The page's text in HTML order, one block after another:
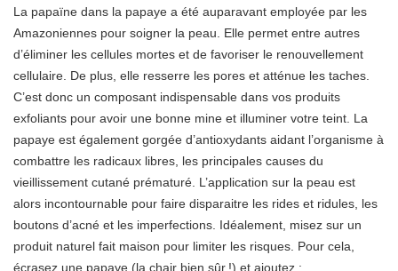
La papaïne dans la papaye a été auparavant employée par les
Amazoniennes pour soigner la peau. Elle permet entre autres
d’éliminer les cellules mortes et de favoriser le renouvellement
cellulaire. De plus, elle resserre les pores et atténue les taches.
C’est donc un composant indispensable dans vos produits
exfoliants pour avoir une bonne mine et illuminer votre teint. La
papaye est également gorgée d’antioxydants aidant l’organisme à
combattre les radicaux libres, les principales causes du
vieillissement cutané prématuré. L’application sur la peau est
alors incontournable pour faire disparaitre les rides et ridules, les
boutons d’acné et les imperfections. Idéalement, misez sur un
produit naturel fait maison pour limiter les risques. Pour cela,
écrasez une papaye (la chair bien sûr !) et ajoutez :